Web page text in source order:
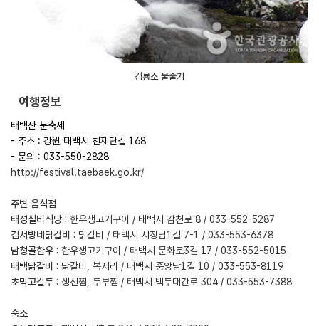
검룡소 물줄기
여행정보
태백산 눈축제
- 주소 : 강원 태백시 천제단길 168
- 문의 : 033-550-2828
http://festival.taebaek.go.kr/
주변 음식점
태성실비식당 : 한우생고기구이 / 태백시 감천로 8 / 033-552-5287
김서방네닭갈비 : 닭갈비 / 태백시 시장남1길 7-1 / 033-553-6378
남청골한우 : 한우생고기구이 / 태백시 문화로3길 17 / 033-552-5015
태백닭갈비 : 닭갈비, 복지리 / 태백시 중앙남1길 10 / 033-553-8119
초막고갈두 : 생선찜, 두부찜 / 태백시 백두대간로 304 / 033-553-7388
숙소